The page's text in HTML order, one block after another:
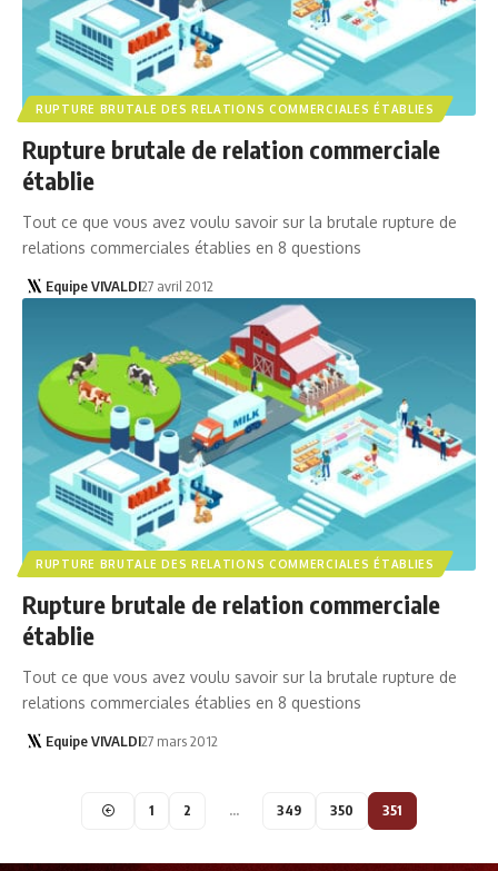
RUPTURE BRUTALE DES RELATIONS COMMERCIALES ÉTABLIES
Rupture brutale de relation commerciale
établie
Tout ce que vous avez voulu savoir sur la brutale rupture de
relations commerciales établies en 8 questions
Equipe VIVALDI27 avril 2012
RUPTURE BRUTALE DES RELATIONS COMMERCIALES ÉTABLIES
Rupture brutale de relation commerciale
établie
Tout ce que vous avez voulu savoir sur la brutale rupture de
relations commerciales établies en 8 questions
Equipe VIVALDI27 mars 2012
1 2 … 349 350 351